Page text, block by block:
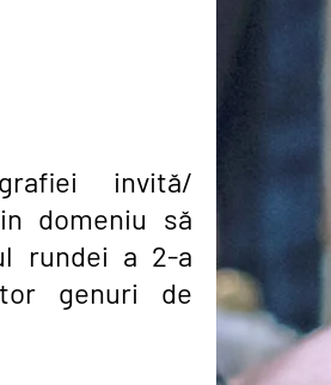
invită/
domeniu să
rundei a 2-a
genuri de